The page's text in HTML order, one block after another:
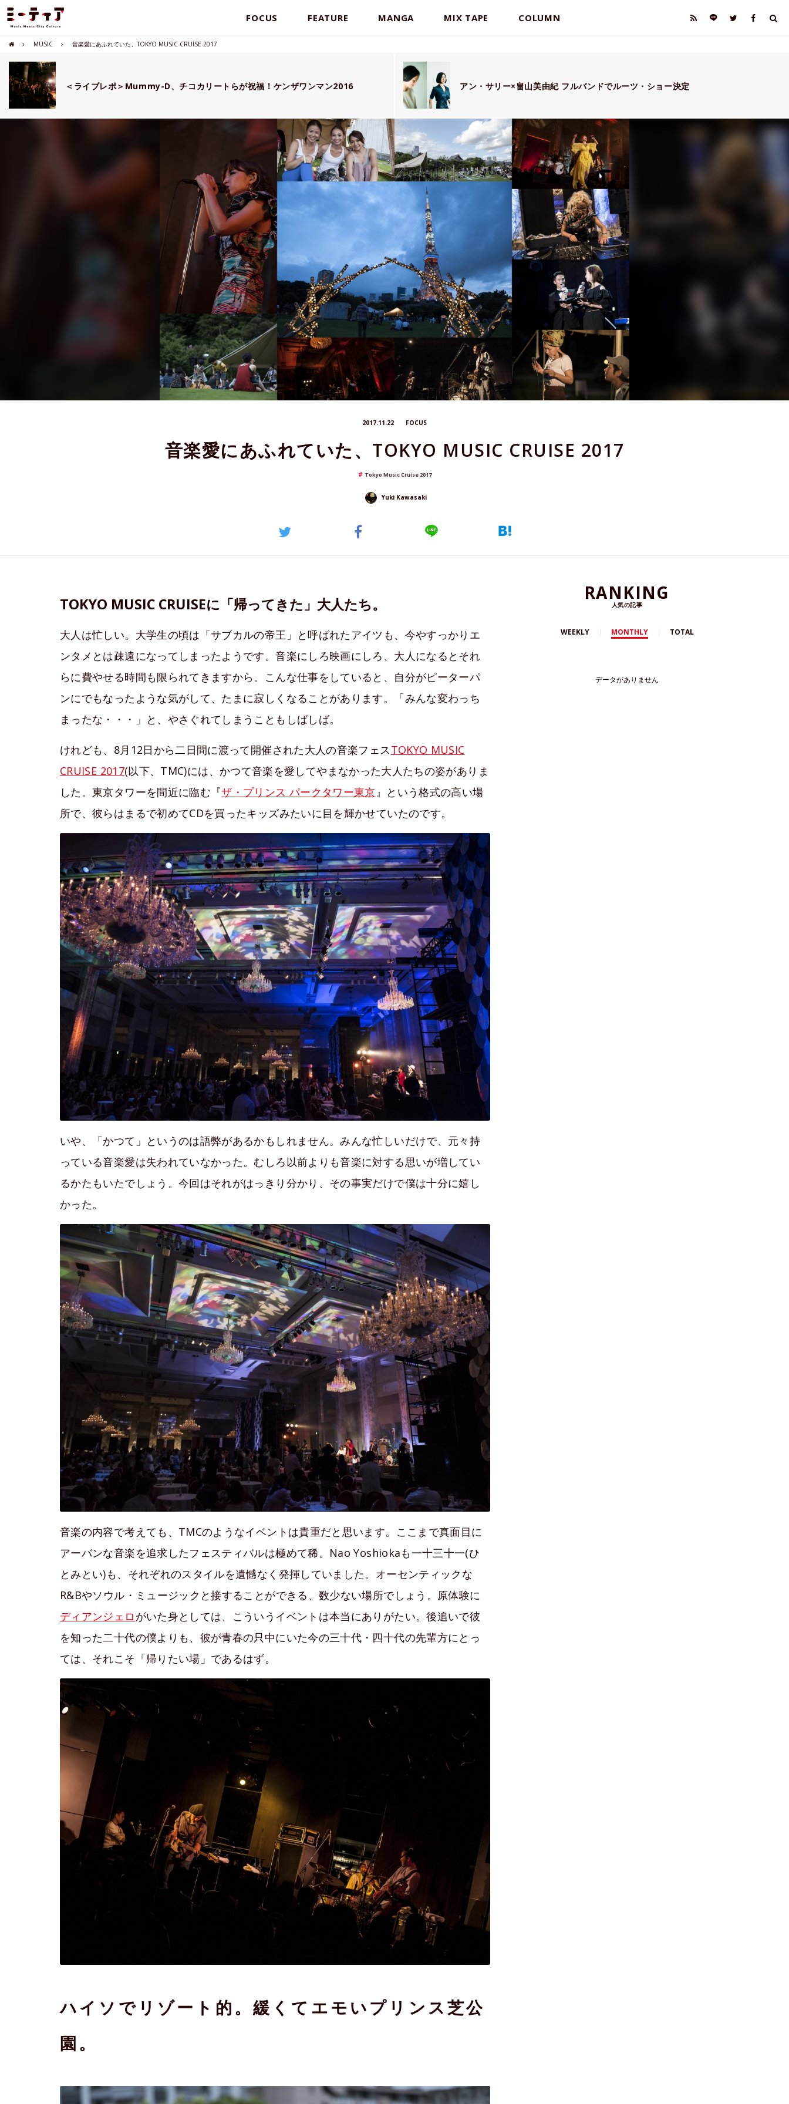
FOCUS FEATURE MANGA MIX TAPE COLUMN
MUSIC 音楽愛にあふれていた、TOKYO MUSIC CRUISE 2017
＜ライブレポ＞Mummy-D、チコカリートらが祝福！ケンザワンマン2016 アン・サリー×畠山美由紀 フルバンドでルーツ・ショー決定
2017.11.22 FOCUS
音楽愛にあふれていた、TOKYO MUSIC CRUISE 2017
Tokyo Music Cruise 2017
Yuki Kawasaki
TOKYO MUSIC CRUISEに「帰ってきた」大人たち。
大人は忙しい。大学生の頃は「サブカルの帝王」と呼ばれたアイツも、今やすっかりエ
ンタメとは疎遠になってしまったようです。音楽にしろ映画にしろ、大人になるとそれ
らに費やせる時間も限られてきますから。こんな仕事をしていると、自分がピーターパ
ンにでもなったような気がして、たまに寂しくなることがあります。「みんな変わっち
まったな・・・」と、やさぐれてしまうこともしばしば。
けれども、8月12日から二日間に渡って開催された大人の音楽フェスTOKYO MUSIC
CRUISE 2017(以下、TMC)には、かつて音楽を愛してやまなかった大人たちの姿がありま
した。東京タワーを間近に臨む『ザ・プリンス パークタワー東京』という格式の高い場
所で、彼らはまるで初めてCDを買ったキッズみたいに目を輝かせていたのです。
いや、「かつて」というのは語弊があるかもしれません。みんな忙しいだけで、元々持
っている音楽愛は失われていなかった。むしろ以前よりも音楽に対する思いが増してい
るかたもいたでしょう。今回はそれがはっきり分かり、その事実だけで僕は十分に嬉し
かった。
音楽の内容で考えても、TMCのようなイベントは貴重だと思います。ここまで真面目に
アーバンな音楽を追求したフェスティバルは極めて稀。Nao Yoshiokaも一十三十一(ひ
とみとい)も、それぞれのスタイルを遺憾なく発揮していました。オーセンティックな
R&Bやソウル・ミュージックと接することができる、数少ない場所でしょう。原体験に
ディアンジェロ がいた身としては、こういうイベントは本当にありがたい。後追いで彼
を知った二十代の僕よりも、彼が青春の只中にいた今の三十代・四十代の先輩方にとっ
ては、それこそ「帰りたい場」であるはず。
ハイソでリゾート的。緩くてエモいプリンス芝公
園。
RANKING
人気の記事
WEEKLY MONTHLY TOTAL
データがありません